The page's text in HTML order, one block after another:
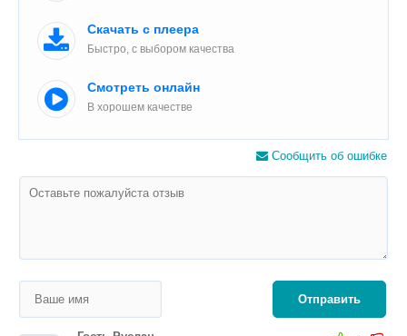
Скачать с плеера
Быстро, с выбором качества
Смотреть онлайн
В хорошем качестве
Сообщить об ошибке
Отправить